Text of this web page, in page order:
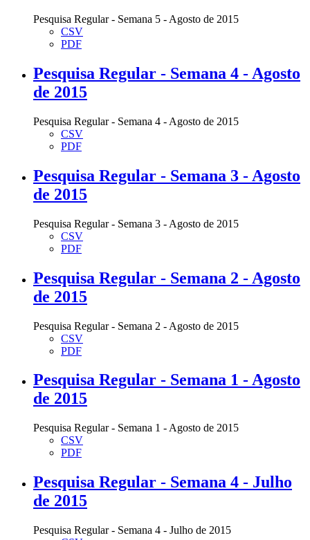
Pesquisa Regular - Semana 5 - Agosto de 2015
CSV
PDF
Pesquisa Regular - Semana 4 - Agosto
de 2015
Pesquisa Regular - Semana 4 - Agosto de 2015
CSV
PDF
Pesquisa Regular - Semana 3 - Agosto
de 2015
Pesquisa Regular - Semana 3 - Agosto de 2015
CSV
PDF
Pesquisa Regular - Semana 2 - Agosto
de 2015
Pesquisa Regular - Semana 2 - Agosto de 2015
CSV
PDF
Pesquisa Regular - Semana 1 - Agosto
de 2015
Pesquisa Regular - Semana 1 - Agosto de 2015
CSV
PDF
Pesquisa Regular - Semana 4 - Julho
de 2015
Pesquisa Regular - Semana 4 - Julho de 2015